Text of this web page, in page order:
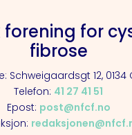
forening for
fibrose
Schweigaardsgt 12, 0134
Telefon: 41 27 41 51
Epost: post@nfcf.no